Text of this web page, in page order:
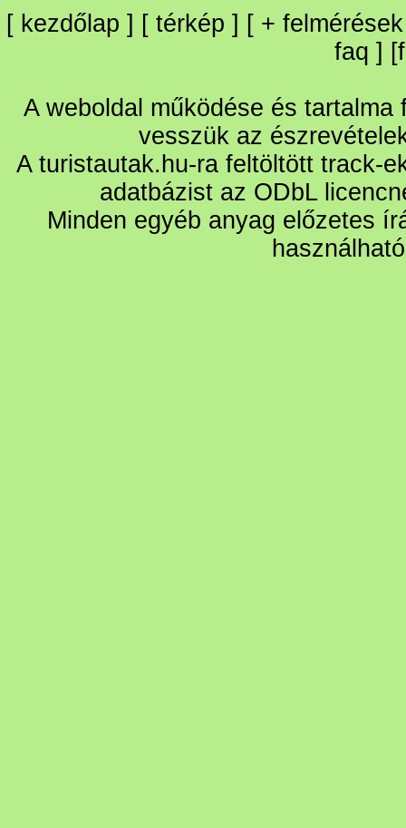
[ kezdőlap ] [ térkép ] [ + felmérések
faq ] [
A weboldal működése és
vesszük az
A turistautak.hu-ra feltöltött track-
adatbázist az ODbL
Minden egyéb anyag előzetes